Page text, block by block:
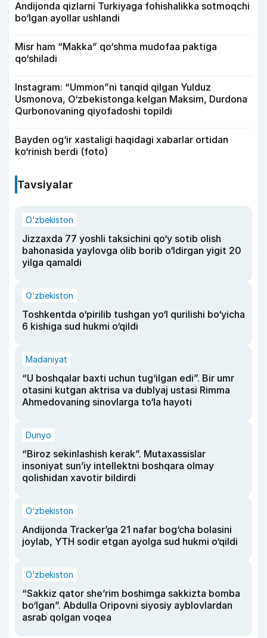
Andijonda qizlarni Turkiyaga fohishalikka sotmoqchi
bo‘lgan ayollar ushlandi
Misr ham “Makka” qo‘shma mudofaa paktiga
qo‘shiladi
Instagram: “Ummon”ni tanqid qilgan Yulduz
Usmonova, O‘zbekistonga kelgan Maksim, Durdona
Qurbonovaning qiyofadoshi topildi
Bayden og‘ir xastaligi haqidagi xabarlar ortidan
ko‘rinish berdi (foto)
Tavsiyalar
O‘zbekiston
Jizzaxda 77 yoshli taksichini qo‘y sotib olish
bahonasida yaylovga olib borib o‘ldirgan yigit 20
yilga qamaldi
O‘zbekiston
Toshkentda o‘pirilib tushgan yo‘l qurilishi bo‘yicha
6 kishiga sud hukmi o‘qildi
Madaniyat
“U boshqalar baxti uchun tug‘ilgan edi”. Bir umr
otasini kutgan aktrisa va dublyaj ustasi Rimma
Ahmedovaning sinovlarga to‘la hayoti
Dunyo
“Biroz sekinlashish kerak”. Mutaxassislar
insoniyat sun’iy intellektni boshqara olmay
qolishidan xavotir bildirdi
O‘zbekiston
Andijonda Tracker’ga 21 nafar bog‘cha bolasini
joylab, YTH sodir etgan ayolga sud hukmi o‘qildi
O‘zbekiston
“Sakkiz qator she’rim boshimga sakkizta bomba
bo‘lgan”. Abdulla Oripovni siyosiy ayblovlardan
asrab qolgan voqea